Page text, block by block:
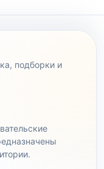
подборки и